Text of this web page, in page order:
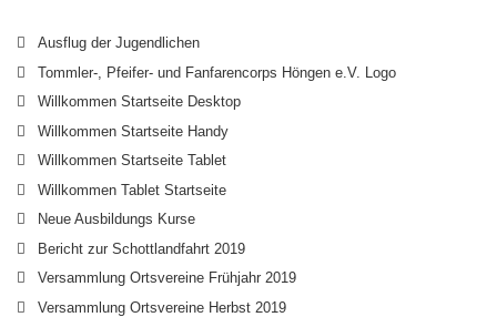
Ausflug der Jugendlichen
Tommler-, Pfeifer- und Fanfarencorps Höngen e.V. Logo
Willkommen Startseite Desktop
Willkommen Startseite Handy
Willkommen Startseite Tablet
Willkommen Tablet Startseite
Neue Ausbildungs Kurse
Bericht zur Schottlandfahrt 2019
Versammlung Ortsvereine Frühjahr 2019
Versammlung Ortsvereine Herbst 2019